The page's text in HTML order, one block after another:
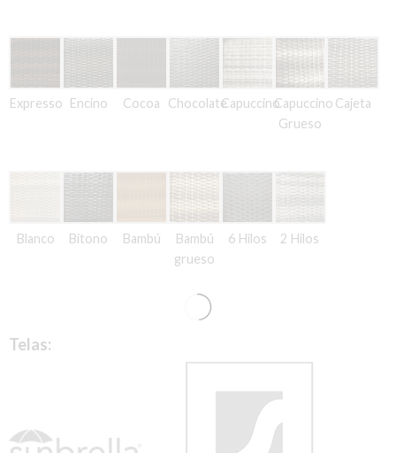
Expresso Encino Cocoa ChocolateCapuccinoCapuccino
Grueso
Cajeta
Blanco Bitono Bambú
Bambú
grueso
6 Hilos 2 Hilos
Telas: